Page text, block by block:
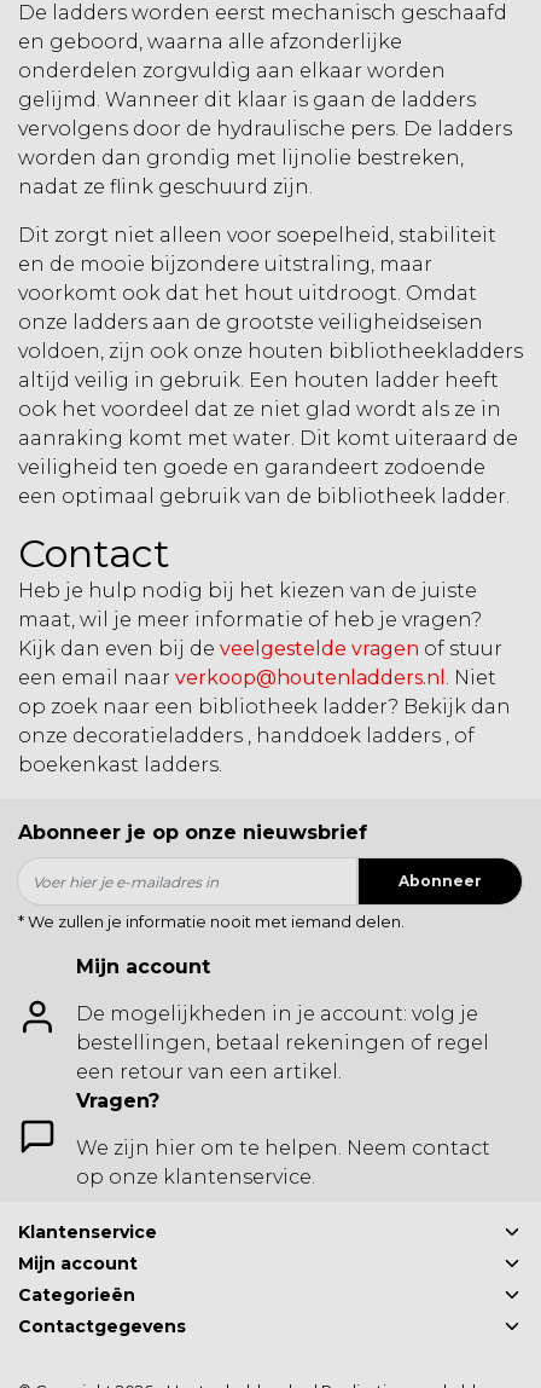
De ladders worden eerst mechanisch geschaafd
en geboord, waarna alle afzonderlijke
onderdelen zorgvuldig aan elkaar worden
gelijmd. Wanneer dit klaar is gaan de ladders
vervolgens door de hydraulische pers. De ladders
worden dan grondig met lijnolie bestreken,
nadat ze flink geschuurd zijn.
Dit zorgt niet alleen voor soepelheid, stabiliteit
en de mooie bijzondere uitstraling, maar
voorkomt ook dat het hout uitdroogt. Omdat
onze ladders aan de grootste veiligheidseisen
voldoen, zijn ook onze houten bibliotheekladders
altijd veilig in gebruik. Een houten ladder heeft
ook het voordeel dat ze niet glad wordt als ze in
aanraking komt met water. Dit komt uiteraard de
veiligheid ten goede en garandeert zodoende
een optimaal gebruik van de bibliotheek ladder.
Contact
Heb je hulp nodig bij het kiezen van de juiste
maat, wil je meer informatie of heb je vragen?
Kijk dan even bij de veelgestelde vragen of stuur
een email naar verkoop@houtenladders.nl . Niet
op zoek naar een bibliotheek ladder? Bekijk dan
onze decoratieladders , handdoek ladders , of
boekenkast ladders.
Abonneer je op onze nieuwsbrief
Abonneer
* We zullen je informatie nooit met iemand delen.
Mijn account
De mogelijkheden in je account: volg je
bestellingen, betaal rekeningen of regel
een retour van een artikel.
Vragen?
We zijn hier om te helpen. Neem contact
op onze klantenservice.
Klantenservice
Mijn account
Categorieën
Contactgegevens